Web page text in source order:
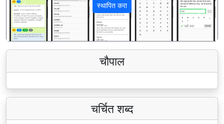
स्थापित करा
पिछला अगला
चौपाल
चर्चित शब्द